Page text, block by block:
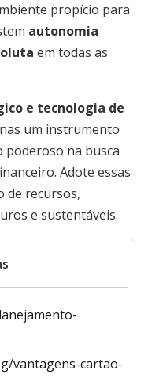
propício para
autonomia
em todas as
e tecnologia de
um instrumento
poderoso na busca
Adote essas
de recursos,
e sustentáveis.
vantagens-cartao-